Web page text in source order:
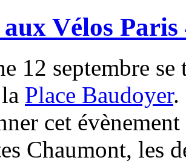
Vélos Paris
12 septembre
Place Baudoyer.
cet
Chaumont, les